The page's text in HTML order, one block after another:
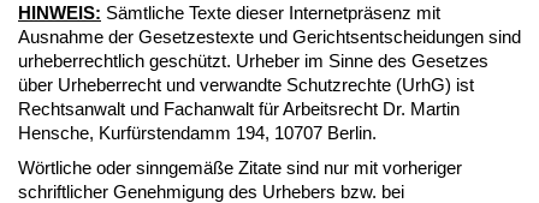
HINWEIS: Sämtliche Texte dieser Internetpräsenz mit
Ausnahme der Gesetzestexte und Gerichtsentscheidungen sind
urheberrechtlich geschützt. Urheber im Sinne des Gesetzes
über Urheberrecht und verwandte Schutzrechte (UrhG) ist
Rechtsanwalt und Fachanwalt für Arbeitsrecht Dr. Martin
Hensche, Kurfürstendamm 194, 10707 Berlin.
Wörtliche oder sinngemäße Zitate sind nur mit vorheriger
schriftlicher Genehmigung des Urhebers bzw. bei